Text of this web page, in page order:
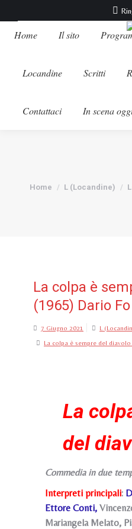
Home Il sito
Locandine Scritti
Contattaci In scena
Tu sei qui:
Home L (Locandine)
La colpa è
(1965) Dario
7 Giugno 2021 L
La colpa è sempre del
La
del
Commedia in due
Interpreti principali:
Ettore Conti,
Mariangela Melato,